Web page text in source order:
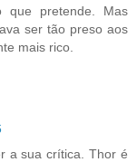
que pretende. Mas
ser tão preso aos
mais rico.
a sua crítica. Thor é